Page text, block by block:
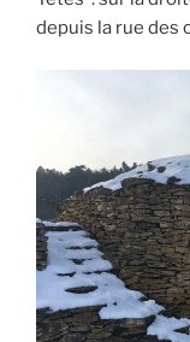
depuis la rue des